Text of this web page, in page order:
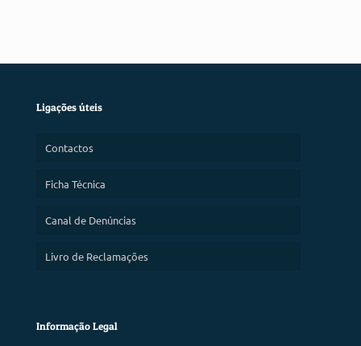
Ligações úteis
Contactos
Ficha Técnica
Canal de Denúncias
Livro de Reclamações
Informação Legal